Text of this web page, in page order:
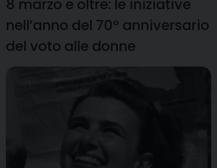
8 marzo e oltre: le iniziative
nell’anno del 70° anniversario
del voto alle donne